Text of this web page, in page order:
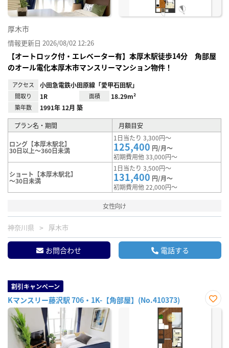
厚木市
情報更新日 2026/08/02 12:26
【オートロック付・エレベーター有】本厚木駅徒歩14分 角部屋
のオール電化本厚木市マンスリーマンション物件！
アクセス 小田急電鉄小田原線「愛甲石田駅」
間取り 1R 面積 18.29m²
築年数 1991年 12月 築
プラン名・期間 月額目安
ロング【本厚木駅北】
30日以上～360日未満
1日当たり 3,300円～
125,400 円/月～
初期費用他 33,000円～
ショート【本厚木駅北】
～30日未満
1日当たり 3,500円～
131,400 円/月～
初期費用他 22,000円～
女性向け
神奈川県 厚木市
お問合わせ 電話する
割引キャンペーン
Kマンスリー藤沢駅 706・1K-【角部屋】(No.410373)
お気